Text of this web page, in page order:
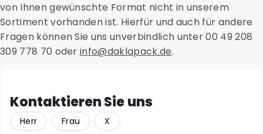
von Ihnen gewünschte Format nicht in unserem
Sortiment vorhanden ist. Hierfür und auch für andere
Fragen können Sie uns unverbindlich unter 00 49 208
309 778 70 oderinfo@daklapack.de.
Kontaktieren Sie uns
Herr Frau X